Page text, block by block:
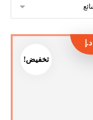
تخفيض!
د.إ